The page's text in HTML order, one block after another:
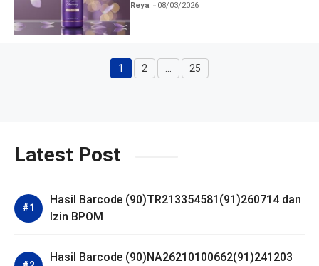
dan Izin BPOM
Reya 08/03/2026
Halaman
1 Halaman
2 Halaman
25
Latest Post
Hasil Barcode (90)TR213354581(91)260714 dan
Izin BPOM
Hasil Barcode (90)NA26210100662(91)241203